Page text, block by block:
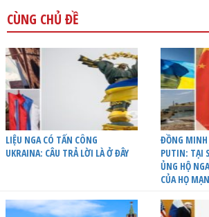
CÙNG CHỦ ĐỀ
LIỆU NGA CÓ TẤN CÔNG
UKRAINA: CÂU TRẢ LỜI LÀ Ở ĐÂY
ĐỒNG MINH
PUTIN: TẠI
ỦNG HỘ
CỦA HỌ